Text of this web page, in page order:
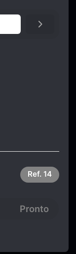
Ref. 14
Pronto